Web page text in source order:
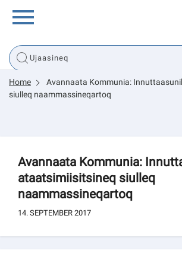
Innuttaasunut
Inuussutissarsiorneq
Tassaarsuaq
Home
Avannaata Kommunia:
siulleq naammassineqartoq
Avannaata Kommunia:
ataatsimiisitsineq siulleq
naammassineqartoq
14. SEPTEMBER 2017